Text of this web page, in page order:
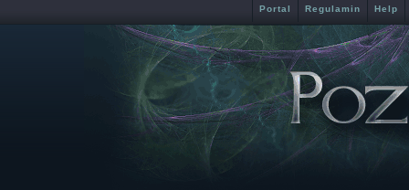
Portal Regulamin Help